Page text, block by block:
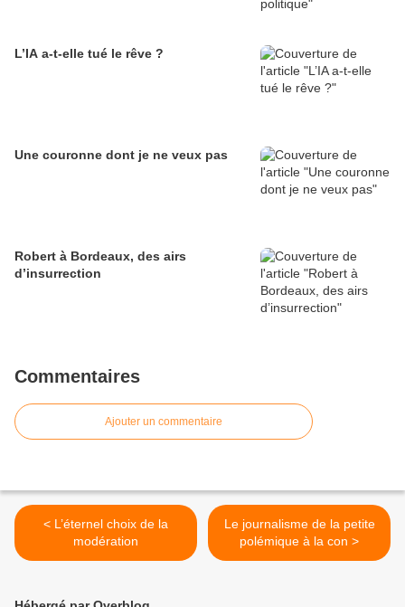
L’IA a-t-elle tué le rêve ?
Une couronne dont je ne veux pas
Robert à Bordeaux, des airs
d’insurrection
Commentaires
Ajouter un commentaire
< L’éternel choix de la
modération
Le journalisme de la petite
polémique à la con >